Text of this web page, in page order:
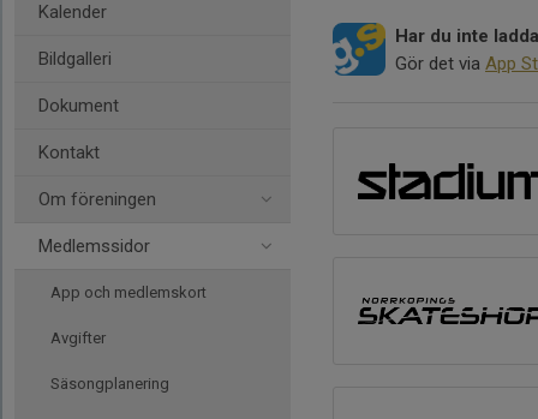
Kalender
Bildgalleri
Dokument
Kontakt
Om föreningen
Medlemssidor
App och medlemskort
Avgifter
Säsongplanering
Har du inte
Gör det via App